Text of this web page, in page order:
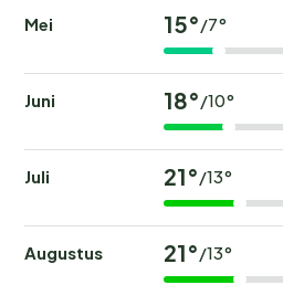
Mei 15°/7°
Juni 18°/10°
Juli 21°/13°
Augustus 21°/13°